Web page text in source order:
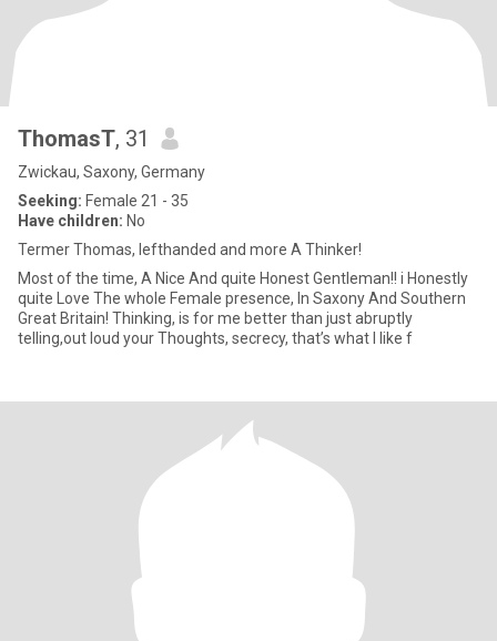
ThomasT, 31
Zwickau, Saxony, Germany
Seeking: Female 21 - 35
Have children: No
Termer Thomas, lefthanded and more A Thinker!
Most of the time, A Nice And quite Honest Gentleman!! i Honestly
quite Love The whole Female presence, In Saxony And Southern
Great Britain! Thinking, is for me better than just abruptly
telling,out loud your Thoughts, secrecy, that’s what I like f